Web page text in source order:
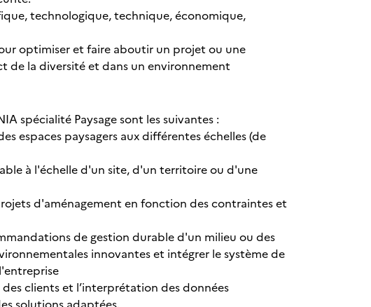
technologique, technique, économique,
optimiser et faire aboutir un projet ou une
de la diversité et dans un environnement
spécialité Paysage sont les suivantes :
espaces paysagers aux différentes échelles (de
à l'échelle d'un site, d'un territoire ou d'une
d'aménagement en fonction des contraintes et
de gestion durable d'un milieu ou des
innovantes et intégrer le système de
clients et l’interprétation des données